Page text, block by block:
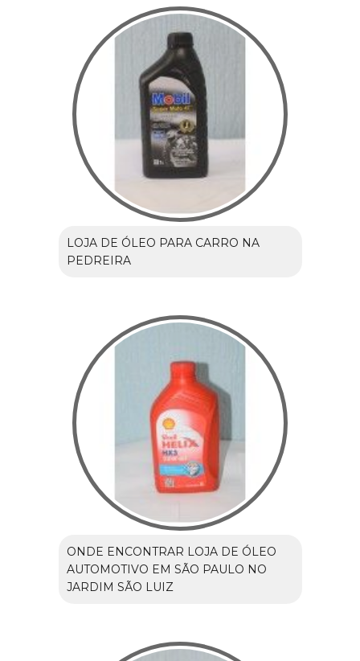
LOJA DE ÓLEO PARA CARRO NA
PEDREIRA
ONDE ENCONTRAR LOJA DE ÓLEO
AUTOMOTIVO EM SÃO PAULO NO
JARDIM SÃO LUIZ